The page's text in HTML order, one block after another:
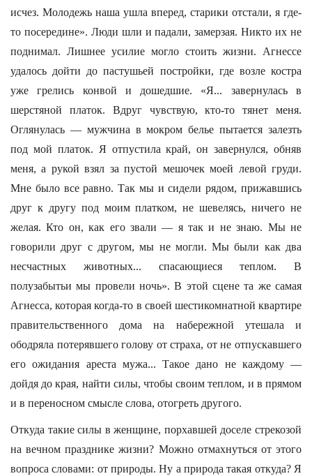
исчез. Молодежь наша ушла вперед, старики отстали, я где-
то посередине». Люди шли и падали, замерзая. Никто их не
поднимал. Лишнее усилие могло стоить жизни. Агнессе
удалось дойти до пастушьей постройки, где возле костра
уже грелись конвой и дошедшие. «Я... завернулась в
шерстяной платок. Вдруг чувствую, кто-то тянет меня.
Оглянулась — мужчина в мокром белье пытается залезть
под мой платок. Я отпустила край, он завернулся, обняв
меня, а рукой взял за пустой мешочек моей левой груди.
Мне было все равно. Так мы и сидели рядом, прижавшись
друг к другу под моим платком, не шевелясь, ничего не
желая. Кто он, как его звали — я так и не знаю. Мы не
говорили друг с другом, мы не могли. Мы были как два
несчастных животных... спасающиеся теплом. В
полузабытьи мы провели ночь». В этой сцене та же самая
Агнесса, которая когда-то в своей шестикомнатной квартире
правительственного дома на набережной утешала и
ободряла потерявшего голову от страха, от не отпускавшего
его ожидания ареста мужа... Такое дано не каждому —
дойдя до края, найти силы, чтобы своим теплом, и в прямом
и в переносном смысле слова, отогреть другого.
Откуда такие силы в женщине, порхавшей доселе стрекозой
на вечном празднике жизни? Можно отмахнуться от этого
вопроса словами: от природы. Ну а природа такая откуда? Я